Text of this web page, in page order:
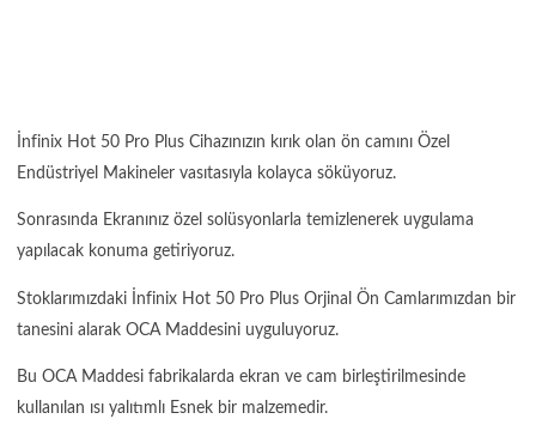
İnfinix Hot 50 Pro Plus Cihazınızın kırık olan ön camını Özel
Endüstriyel Makineler vasıtasıyla kolayca söküyoruz.
Sonrasında Ekranınız özel solüsyonlarla temizlenerek uygulama
yapılacak konuma getiriyoruz.
Stoklarımızdaki İnfinix Hot 50 Pro Plus Orjinal Ön Camlarımızdan bir
tanesini alarak OCA Maddesini uyguluyoruz.
Bu OCA Maddesi fabrikalarda ekran ve cam birleştirilmesinde
kullanılan ısı yalıtımlı Esnek bir malzemedir.